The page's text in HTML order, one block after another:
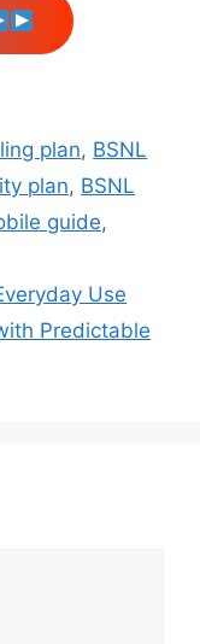
plan, BSNL
plan, BSNL
guide,
Use
Predictable